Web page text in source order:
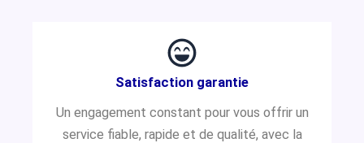
Satisfaction garantie
Un engagement constant pour vous offrir un
service fiable, rapide et de qualité, avec la